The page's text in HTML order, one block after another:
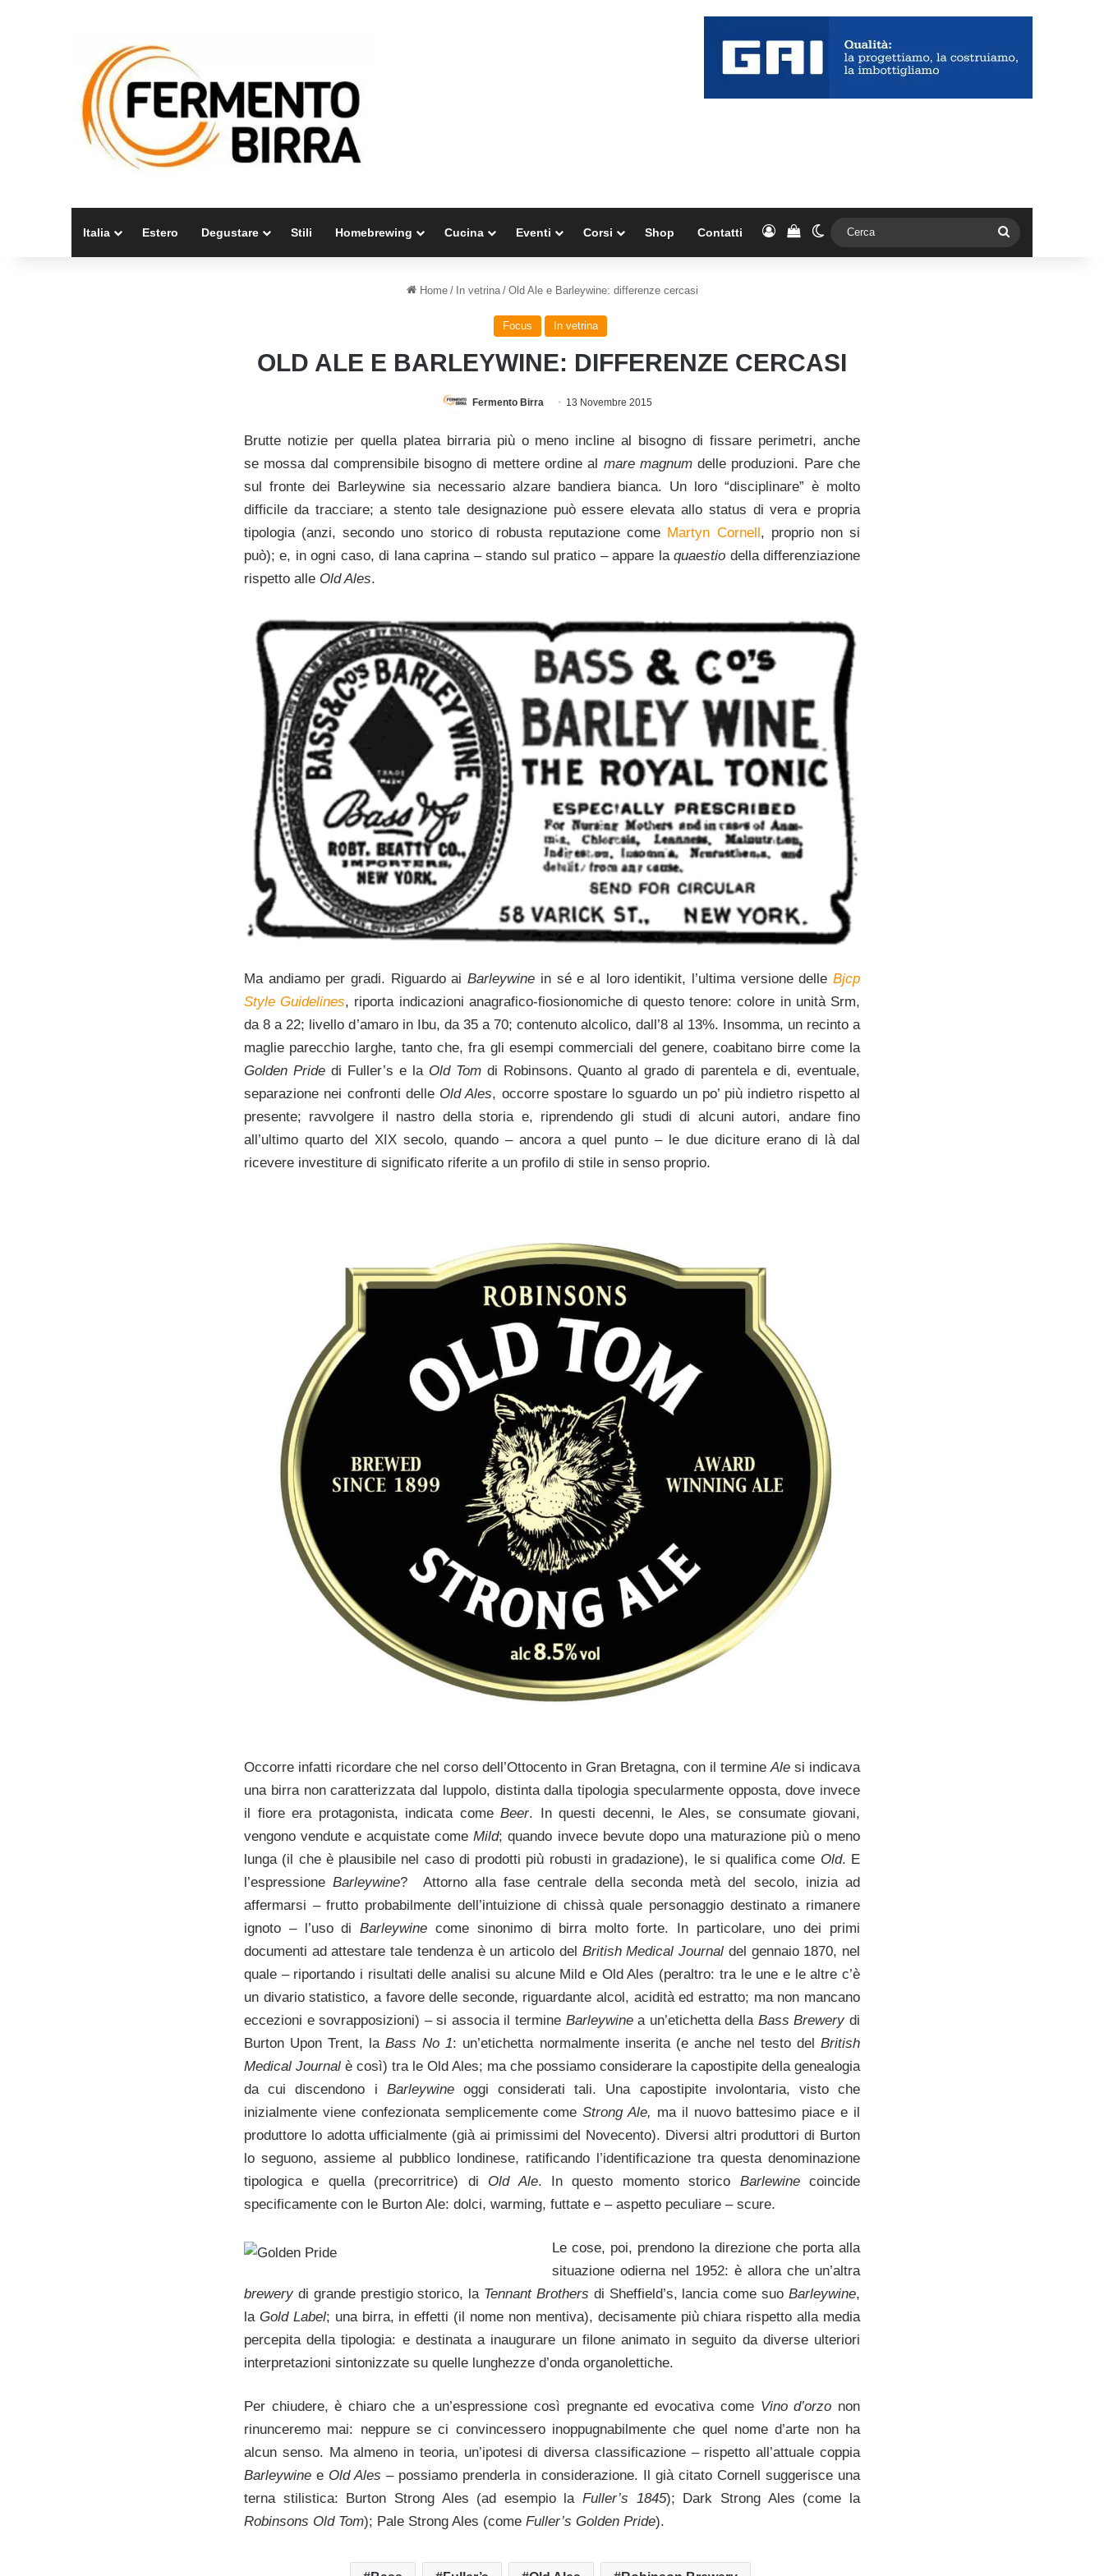
Italia Estero Degustare Stili Homebrewing Cucina Eventi Corsi Shop Contatti AccediVedi il carrello
Cambia aspetto
Home / In vetrina / Old Ale e Barleywine: differenze cercasi
Focus In vetrina
OLD ALE E BARLEYWINE: DIFFERENZE CERCASI
Fermento Birra 13 Novembre 2015
Brutte notizie per quella platea birraria più o meno incline al bisogno di fissare perimetri, anche
se mossa dal comprensibile bisogno di mettere ordine al mare magnumdelle produzioni. Pare che
sul fronte dei Barleywine sia necessario alzare bandiera bianca. Un loro “disciplinare” è molto
difficile da tracciare; a stento tale designazione può essere elevata allo status di vera e propria
tipologia (anzi, secondo uno storico di robusta reputazione come Martyn Cornell , proprio non si
può); e, in ogni caso, di lana caprina – stando sul pratico – appare laquaestio della differenziazione
rispetto alle Old Ales.
Ma andiamo per gradi. Riguardo aiBarleywine in sé e al loro identikit, l’ultima versione delle Bjcp
Style Guidelines, riporta indicazioni anagrafico-fiosionomiche di questo tenore: colore in unità Srm,
da 8 a 22; livello d’amaro in Ibu, da 35 a 70; contenuto alcolico, dall’8 al 13%. Insomma, un recinto a
maglie parecchio larghe, tanto che, fra gli esempi commerciali del genere, coabitano birre come la
Golden Pridedi Fuller’s e la Old Tomdi Robinsons. Quanto al grado di parentela e di, eventuale,
separazione nei confronti delle Old Ales, occorre spostare lo sguardo un po’ più indietro rispetto al
presente; ravvolgere il nastro della storia e, riprendendo gli studi di alcuni autori, andare fino
all’ultimo quarto del XIX secolo, quando – ancora a quel punto – le due diciture erano di là dal
ricevere investiture di significato riferite a un profilo di stile in senso proprio.
Occorre infatti ricordare che nel corso dell’Ottocento in Gran Bretagna, con il termine Ale si indicava
una birra non caratterizzata dal luppolo, distinta dalla tipologia specularmente opposta, dove invece
il fiore era protagonista, indicata come Beer. In questi decenni, le Ales, se consumate giovani,
vengono vendute e acquistate comeMild; quando invece bevute dopo una maturazione più o meno
lunga (il che è plausibile nel caso di prodotti più robusti in gradazione), le si qualifica come Old. E
l’espressioneBarleywine? Attorno alla fase centrale della seconda metà del secolo, inizia ad
affermarsi – frutto probabilmente dell’intuizione di chissà quale personaggio destinato a rimanere
ignoto – l’uso diBarleywine come sinonimo di birra molto forte. In particolare, uno dei primi
documenti ad attestare tale tendenza è un articolo del British Medical Journal del gennaio 1870, nel
quale – riportando i risultati delle analisi su alcune Mild e Old Ales (peraltro: tra le une e le altre c’è
un divario statistico, a favore delle seconde, riguardante alcol, acidità ed estratto; ma non mancano
eccezioni e sovrapposizioni) – si associa il termine Barleywinea un’etichetta della Bass Brewerydi
Burton Upon Trent, laBass No 1: un’etichetta normalmente inserita (e anche nel testo delBritish
Medical Journal è così) tra le Old Ales; ma che possiamo considerare la capostipite della genealogia
da cui discendono i Barleywineoggi considerati tali. Una capostipite involontaria, visto che
inizialmente viene confezionata semplicemente comeStrong Ale, ma il nuovo battesimo piace e il
produttore lo adotta ufficialmente (già ai primissimi del Novecento). Diversi altri produttori di Burton
lo seguono, assieme al pubblico londinese, ratificando l’identificazione tra questa denominazione
tipologica e quella (precorritrice) di Old Ale. In questo momento storico Barlewinecoincide
specificamente con le Burton Ale: dolci, warming, futtate e – aspetto peculiare – scure.
Le cose, poi, prendono la direzione che porta alla
situazione odierna nel 1952: è allora che un’altra
brewerydi grande prestigio storico, la Tennant Brothers di Sheffield’s, lancia come suoBarleywine,
la Gold Label; una birra, in effetti (il nome non mentiva), decisamente più chiara rispetto alla media
percepita della tipologia: e destinata a inaugurare un filone animato in seguito da diverse ulteriori
interpretazioni sintonizzate su quelle lunghezze d’onda organolettiche.
Per chiudere, è chiaro che a un’espressione così pregnante ed evocativa come Vino d’orzo non
rinunceremo mai: neppure se ci convincessero inoppugnabilmente che quel nome d’arte non ha
alcun senso. Ma almeno in teoria, un’ipotesi di diversa classificazione – rispetto all’attuale coppia
Barleywinee Old Ales – possiamo prenderla in considerazione. Il già citato Cornell suggerisce una
terna stilistica: Burton Strong Ales (ad esempio laFuller’s 1845); Dark Strong Ales (come la
Robinsons Old Tom); Pale Strong Ales (come Fuller’s Golden Pride).